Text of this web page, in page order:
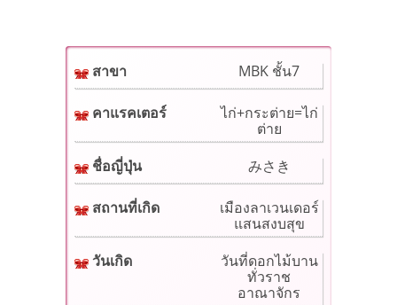
สาขา MBK ชั้น7
คาแรคเตอร์
ไก่+กระต่าย=ไก่
ต่าย
ชื่อญี่ปุ่น
みさき
สถานที่เกิด
เมืองลาเวนเดอร์
แสนสงบสุข
วันเกิด
วันที่ดอกไม้บาน
ทั่วราช
อาณาจักร